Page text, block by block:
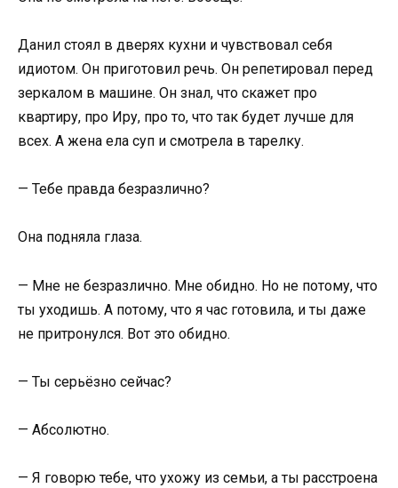
Данил стоял в дверях кухни и чувствовал себя
идиотом. Он приготовил речь. Он репетировал перед
зеркалом в машине. Он знал, что скажет про
квартиру, про Иру, про то, что так будет лучше для
всех. А жена ела суп и смотрела в тарелку.
— Тебе правда безразлично?
Она подняла глаза.
— Мне не безразлично. Мне обидно. Но не потому, что
ты уходишь. А потому, что я час готовила, и ты даже
не притронулся. Вот это обидно.
— Ты серьёзно сейчас?
— Абсолютно.
— Я говорю тебе, что ухожу из семьи, а ты расстроена